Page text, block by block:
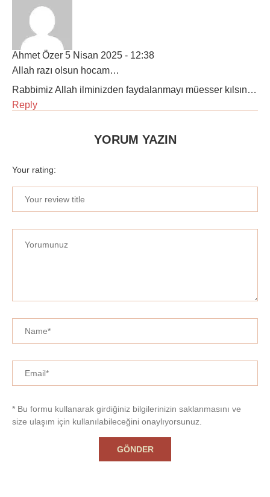
Ahmet Özer 5 Nisan 2025 - 12:38
Allah razı olsun hocam…
Rabbimiz Allah ilminizden faydalanmayı müesser kılsın…
Reply
YORUM YAZIN
Your rating:
* Bu formu kullanarak girdiğiniz bilgilerinizin saklanmasını ve
size ulaşım için kullanılabileceğini onaylıyorsunuz.